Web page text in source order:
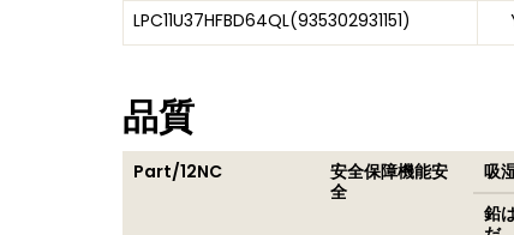
LPC11U37HFBD64QL(935302931151)
品質
Part/12NC
安全保障機能安
全
吸
鉛